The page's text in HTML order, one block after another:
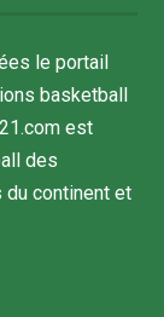
le portail
basketball
est
des
continent et